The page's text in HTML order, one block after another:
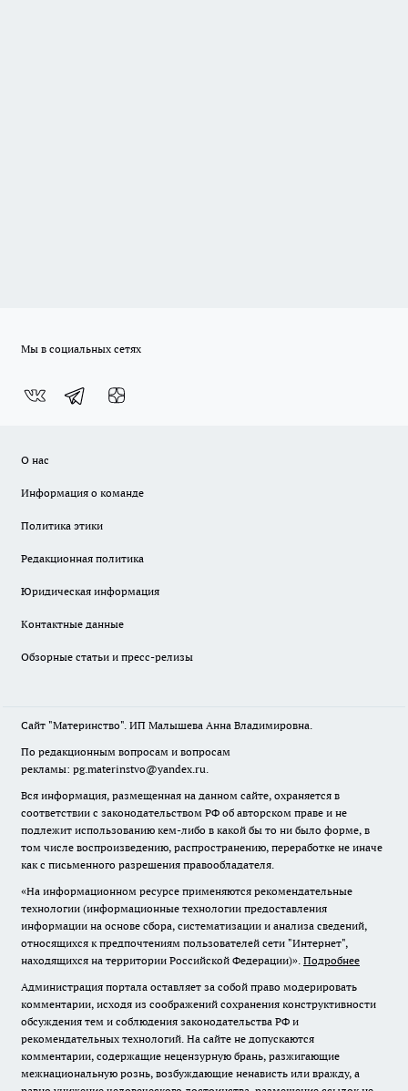
Мы в социальных сетях
О нас
Информация о команде
Политика этики
Редакционная политика
Юридическая информация
Контактные данные
Обзорные статьи и пресс-релизы
Сайт "Материнство". ИП Малышева Анна Владимировна.
По редакционным вопросам и вопросам
рекламы: pg.materinstvo@yandex.ru.
Вся информация, размещенная на данном сайте, охраняется в
соответствии с законодательством РФ об авторском праве и не
подлежит использованию кем-либо в какой бы то ни было форме, в
том числе воспроизведению, распространению, переработке не иначе
как с письменного разрешения правообладателя.
«На информационном ресурсе применяются рекомендательные
технологии (информационные технологии предоставления
информации на основе сбора, систематизации и анализа сведений,
относящихся к предпочтениям пользователей сети "Интернет",
находящихся на территории Российской Федерации)». Подробнее
Администрация портала оставляет за собой право модерировать
комментарии, исходя из соображений сохранения конструктивности
обсуждения тем и соблюдения законодательства РФ и
рекомендательных технологий. На сайте не допускаются
комментарии, содержащие нецензурную брань, разжигающие
межнациональную рознь, возбуждающие ненависть или вражду, а